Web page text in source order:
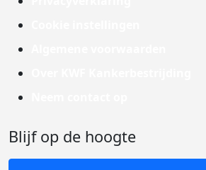
Blijf op de hoogte